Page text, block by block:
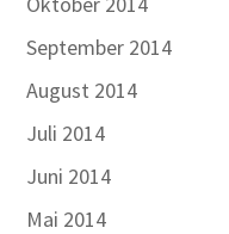
September 2014
August 2014
Juli 2014
Juni 2014
Mai 2014